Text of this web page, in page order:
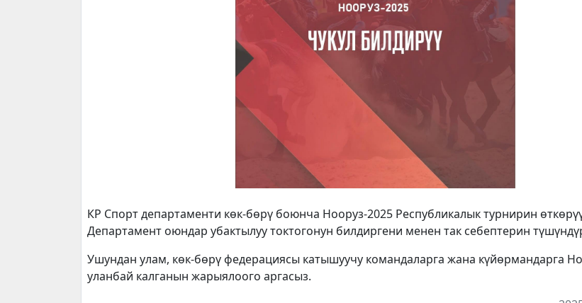
КР Спорт департаменти көк-бөрү боюнча Нооруз-2025 Республикалык турнирин
Департамент оюндар убактылуу токтогонун билдиргени менен так себептерин
Ушундан улам, көк-бөрү федерациясы катышуучу командаларга жана күйөрмандарга
уланбай калганын жарыялоого аргасыз.